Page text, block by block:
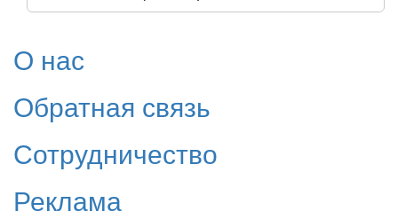
О нас
Обратная связь
Сотрудничество
Реклама